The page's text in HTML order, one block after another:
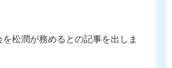
松潤が務めるとの記事を出しま